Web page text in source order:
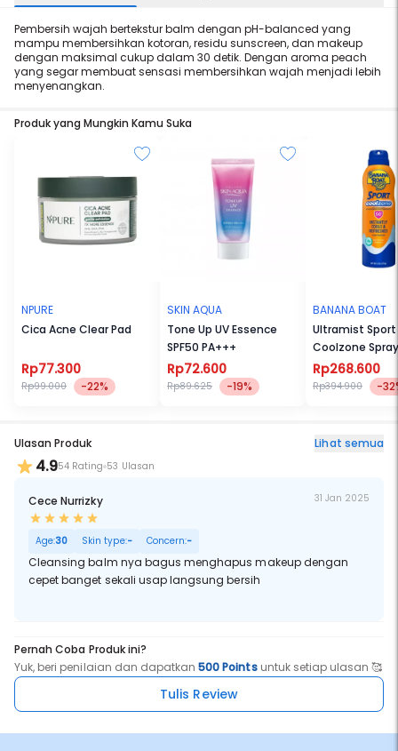
Pembersih wajah bertekstur balm dengan pH-balanced yang
mampu membersihkan kotoran, residu sunscreen, dan makeup
dengan maksimal cukup dalam 30 detik. Dengan aroma peach
yang segar membuat sensasi membersihkan wajah menjadi lebih
menyenangkan.
Produk yang Mungkin Kamu Suka
NPURE
Cica Acne Clear Pad
Rp77.300
Rp99.000 -22%
SKIN AQUA
Tone Up UV Essence
SPF50 PA+++
Rp72.600
Rp89.625 -19%
BANANA BOAT
Ultramist Sport
Coolzone
Rp268.600
Rp394.900 -
Ulasan Produk Lihat semua
4.954 Rating 53 Ulasan
Cece Nurrizky 31 Jan 2025
Age:30 Skin type:- Concern:-
Cleansing balm nya bagus menghapus makeup dengan
cepet banget sekali usap langsung bersih
Pernah Coba Produk ini?
Yuk, beri penilaian dan dapatkan500 Pointsuntuk setiap ulasan 🥰
Tulis Review